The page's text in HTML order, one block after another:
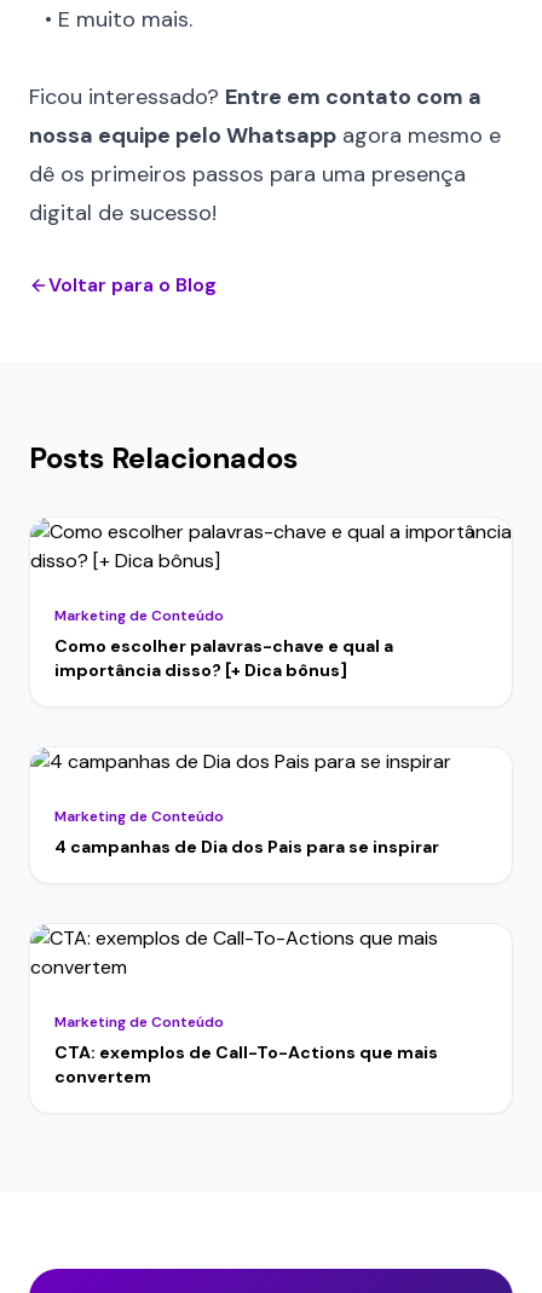
⠀• E muito mais.
Ficou interessado? Entre em contato com a
nossa equipe pelo Whatsapp agora mesmo e
dê os primeiros passos para uma presença
digital de sucesso!
Voltar para o Blog
Posts Relacionados
Marketing de Conteúdo
Como escolher palavras-chave e qual a
importância disso? [+ Dica bônus]
Marketing de Conteúdo
4 campanhas de Dia dos Pais para se inspirar
Marketing de Conteúdo
CTA: exemplos de Call-To-Actions que mais
convertem